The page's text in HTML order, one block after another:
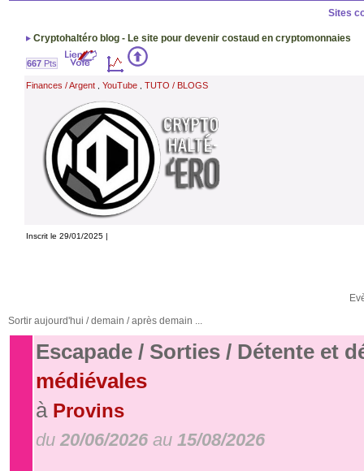
Sites
Cryptohaltéro blog - Le site pour devenir costaud en cryptomonnaies
667Pts
Finances / Argent, YouTube, TUTO / BLOGS
Inscrit le 29/01/2025 |
Sortir aujourd'hui / demain / après demain ...
Escapade / Sorties / Détente et
médiévales
à Provins
du 20/06/2026 au 15/08/2026